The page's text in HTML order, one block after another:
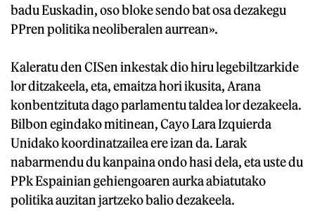
badu Euskadin, oso bloke sendo bat osa dezakegu
PPren politika neoliberalen aurrean».
Kaleratu den CISen inkestak dio hiru legebiltzarkide
lor ditzakeela, eta, emaitza hori ikusita, Arana
konbentzituta dago parlamentu taldea lor dezakeela.
Bilbon egindako mitinean, Cayo Lara Izquierda
Unidako koordinatzailea ere izan da. Larak
nabarmendu du kanpaina ondo hasi dela, eta uste du
PPk Espainian gehiengoaren aurka abiatutako
politika auzitan jartzeko balio dezakeela.